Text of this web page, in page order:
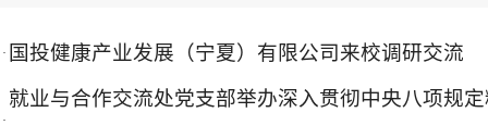
· 国投健康产业发展（宁夏）有限公司来校调研交流
·
就业与合作交流处党支部举办深入贯彻中央八项规